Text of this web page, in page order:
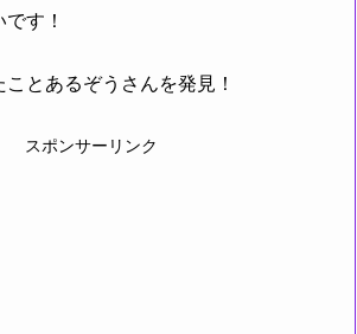
す！
とあるぞうさんを発見！
スポンサーリンク